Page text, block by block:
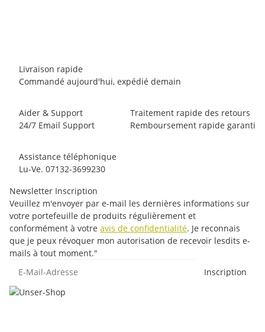
Livraison rapide
Commandé aujourd'hui, expédié demain
Aider & Support
24/7 Email Support
Traitement rapide des retours
Remboursement rapide garanti
Assistance téléphonique
Lu-Ve. 07132-3699230
Newsletter Inscription
Veuillez m'envoyer par e-mail les dernières informations sur
votre portefeuille de produits régulièrement et
conformément à votre avis de confidentialité. Je reconnais
que je peux révoquer mon autorisation de recevoir lesdits e-
mails à tout moment."
Inscription